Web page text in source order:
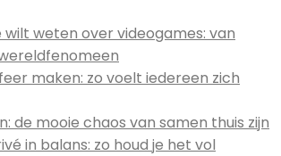
wilt weten over videogames: van
maken: zo voelt iedereen zich
de mooie chaos van samen thuis zijn
in balans: zo houd je het vol